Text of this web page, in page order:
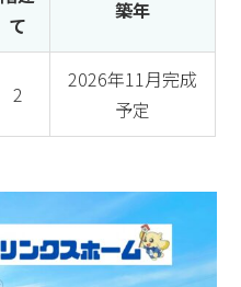
て
築年
2
2026年11月完成
予定